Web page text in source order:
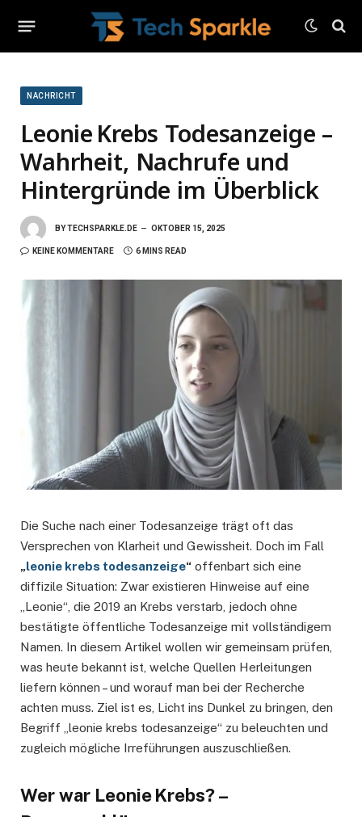
NACHRICHT
Leonie Krebs Todesanzeige –
Wahrheit, Nachrufe und
Hintergründe im Überblick
BYTECHSPARKLE.DE OKTOBER 15, 2025
KEINE KOMMENTARE 6 MINS READ
Die Suche nach einer Todesanzeige trägt oft das
Versprechen von Klarheit und Gewissheit. Doch im Fall
„leonie krebs todesanzeige“ offenbart sich eine
diffizile Situation: Zwar existieren Hinweise auf eine
„Leonie“, die 2019 an Krebs verstarb, jedoch ohne
bestätigte öffentliche Todesanzeige mit vollständigem
Namen. In diesem Artikel wollen wir gemeinsam prüfen,
was heute bekannt ist, welche Quellen Herleitungen
liefern können – und worauf man bei der Recherche
achten muss. Ziel ist es, Licht ins Dunkel zu bringen, den
Begriff „leonie krebs todesanzeige“ zu beleuchten und
zugleich mögliche Irreführungen auszuschließen.
Wer war Leonie Krebs? –